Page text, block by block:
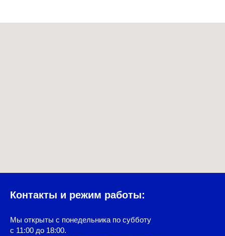
Контакты и режим работы:
Мы открыты с понедельника по субботу
с 11:00 до 18:00.